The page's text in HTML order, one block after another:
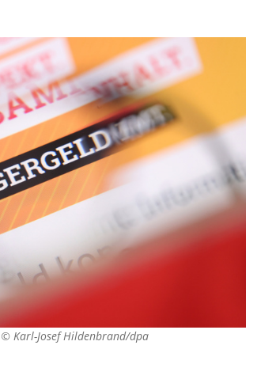
© Karl-Josef Hildenbrand/dpa